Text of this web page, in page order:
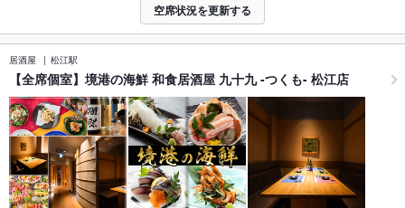
空席状況を更新する
居酒屋 松江駅
【全席個室】境港の海鮮 和食居酒屋 九十九 -つくも- 松江店